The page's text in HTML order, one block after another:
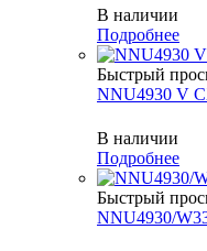
В наличии
Подробнее
Быстрый
NNU4930 V
В наличии
Подробнее
Быстрый
NNU4930/